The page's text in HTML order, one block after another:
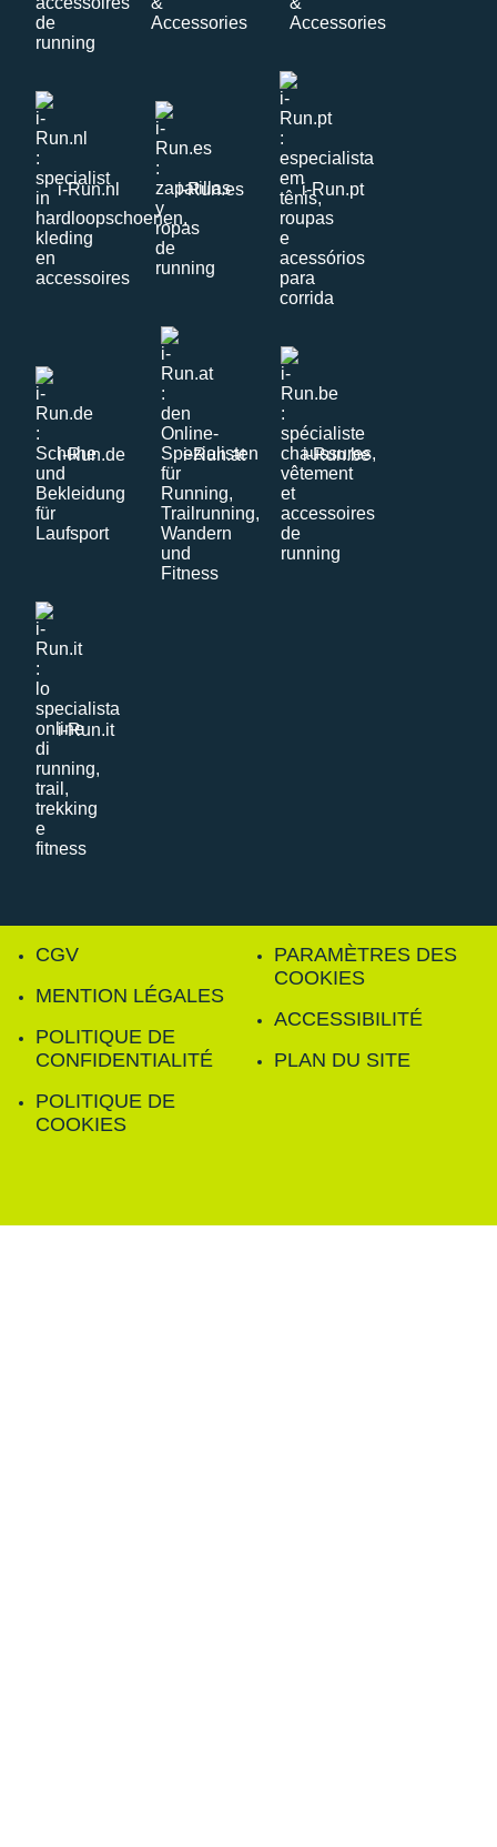
i-Run.nl i-Run.es i-Run.pt
i-Run.de i-Run.at i-Run.be
i-Run.it
CGV
MENTION LÉGALES
POLITIQUE DE
CONFIDENTIALITÉ
POLITIQUE DE
COOKIES
PARAMÈTRES DES
COOKIES
ACCESSIBILITÉ
PLAN DU SITE